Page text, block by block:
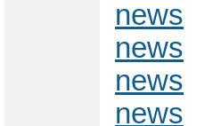
news
news
news
news